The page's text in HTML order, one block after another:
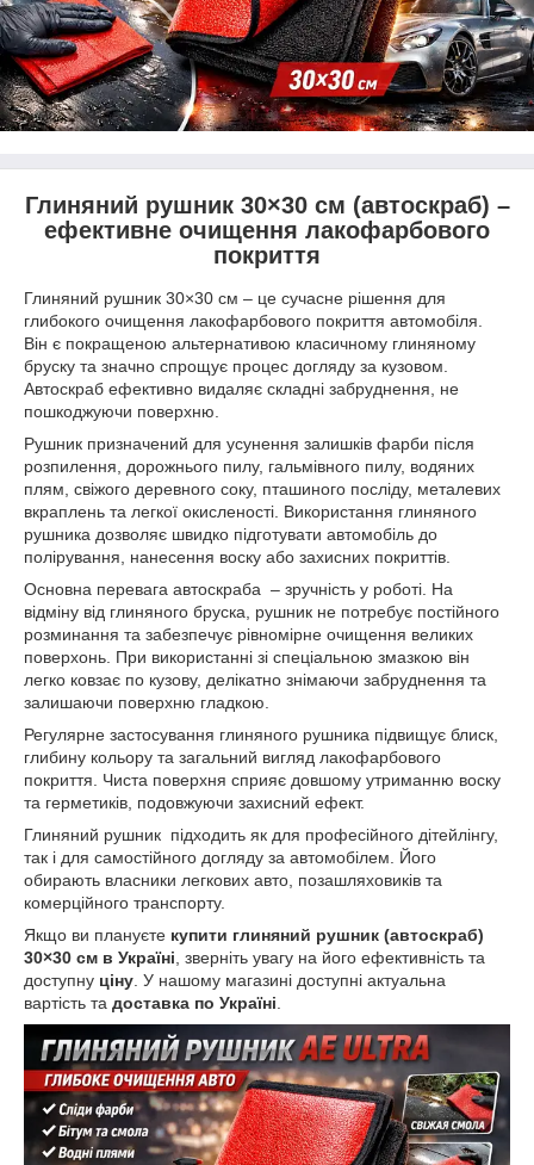
Глиняний рушник 30×30 см (автоскраб) –
ефективне очищення лакофарбового
покриття
Глиняний рушник 30×30 см – це сучасне рішення для
глибокого очищення лакофарбового покриття автомобіля.
Він є покращеною альтернативою класичному глиняному
бруску та значно спрощує процес догляду за кузовом.
Автоскраб ефективно видаляє складні забруднення, не
пошкоджуючи поверхню.
Рушник призначений для усунення залишків фарби після
розпилення, дорожнього пилу, гальмівного пилу, водяних
плям, свіжого деревного соку, пташиного посліду, металевих
вкраплень та легкої окисленості. Використання глиняного
рушника дозволяє швидко підготувати автомобіль до
полірування, нанесення воску або захисних покриттів.
Основна перевага автоскраба – зручність у роботі. На
відміну від глиняного бруска, рушник не потребує постійного
розминання та забезпечує рівномірне очищення великих
поверхонь. При використанні зі спеціальною змазкою він
легко ковзає по кузову, делікатно знімаючи забруднення та
залишаючи поверхню гладкою.
Регулярне застосування глиняного рушника підвищує блиск,
глибину кольору та загальний вигляд лакофарбового
покриття. Чиста поверхня сприяє довшому утриманню воску
та герметиків, подовжуючи захисний ефект.
Глиняний рушник підходить як для професійного дітейлінгу,
так і для самостійного догляду за автомобілем. Його
обирають власники легкових авто, позашляховиків та
комерційного транспорту.
Якщо ви плануєте купити глиняний рушник (автоскраб)
30×30 см в Україні , зверніть увагу на його ефективність та
доступну ціну . У нашому магазині доступні актуальна
вартість та доставка по Україні